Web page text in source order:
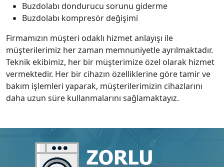
Buzdolabı dondurucu sorunu giderme
Buzdolabı kompresör değişimi
Firmamızın müşteri odaklı hizmet anlayışı ile
müşterilerimiz her zaman memnuniyetle ayrılmaktadır.
Teknik ekibimiz, her bir müşterimize özel olarak hizmet
vermektedir. Her bir cihazın özelliklerine göre tamir ve
bakım işlemleri yaparak, müşterilerimizin cihazlarını
daha uzun süre kullanmalarını sağlamaktayız.